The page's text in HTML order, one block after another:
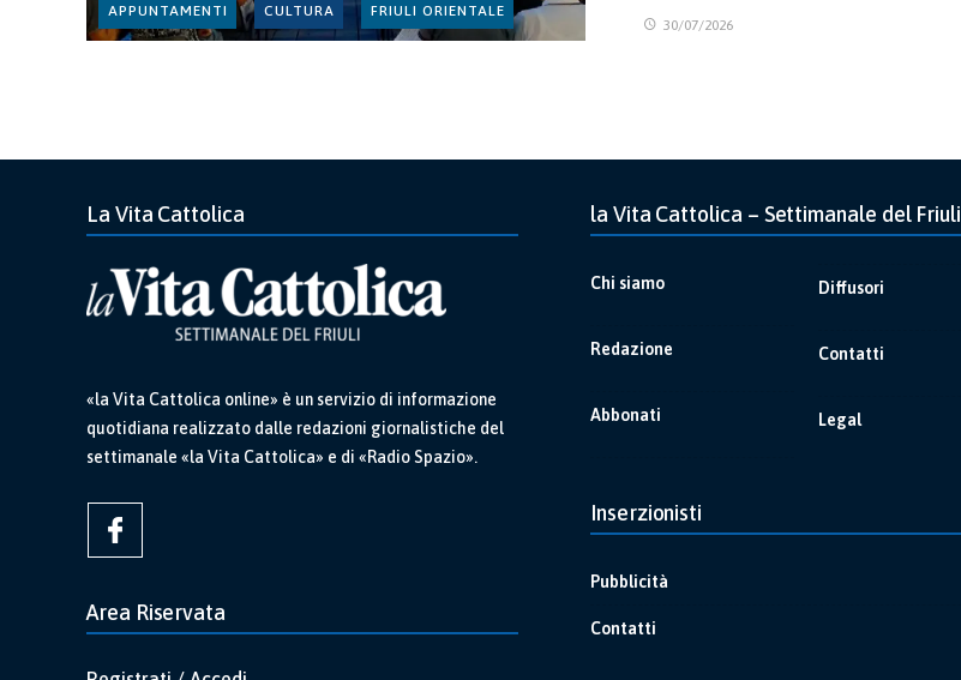
APPUNTAMENTI CULTURA FRIULI ORIENTALE
30/07/2026
La Vita Cattolica
«la Vita Cattolica online» è un servizio di informazione
quotidiana realizzato dalle redazioni giornalistiche del
settimanale «la Vita Cattolica» e di «Radio Spazio».
Area Riservata
la Vita Cattolica – Settimanale del Friuli
Chi siamo
Redazione
Abbonati
Diffusori
Contatti
Legal
Inserzionisti
Pubblicità
Contatti